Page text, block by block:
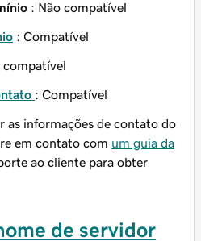
: Não compatível
: Compatível
compatível
: Compatível
as informações de contato do
em contato com um guia da
ao cliente para obter
de servidor